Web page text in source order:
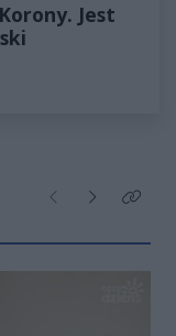
Jest
Poprzednie
NastępneKliknij